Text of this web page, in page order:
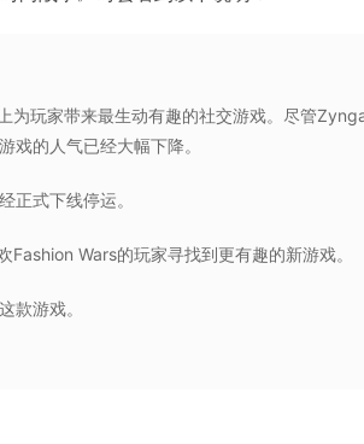
为玩家带来最生动有趣的社交游戏。尽管
戏的人气已经大幅下降。
正式下线停运。
Wars的玩家寻找到更有趣的新游戏。
款游戏。